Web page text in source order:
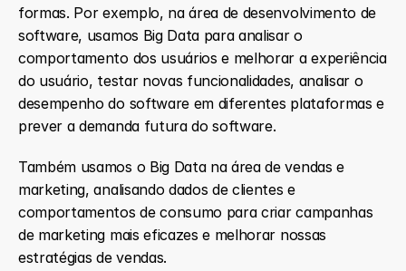
formas. Por exemplo, na área de desenvolvimento de
software, usamos Big Data para analisar o
comportamento dos usuários e melhorar a experiência
do usuário, testar novas funcionalidades, analisar o
desempenho do software em diferentes plataformas e
prever a demanda futura do software.
Também usamos o Big Data na área de vendas e
marketing, analisando dados de clientes e
comportamentos de consumo para criar campanhas
de marketing mais eficazes e melhorar nossas
estratégias de vendas.